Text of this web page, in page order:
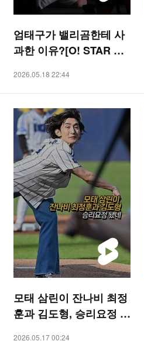
엄태구가 밸리곰한테 사
과한 이유?[O! STAR 숏
2026.05.18 22:44
모태 삼린이 잔나비 최정
훈과 김도형, 승리요정 됐
2026.05.17 00:24